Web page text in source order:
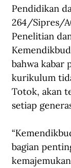
Pendidikan
264/Sipres/
Penelitian
bahwa kabar
kurikulum
Totok, akan
setiap
bagian